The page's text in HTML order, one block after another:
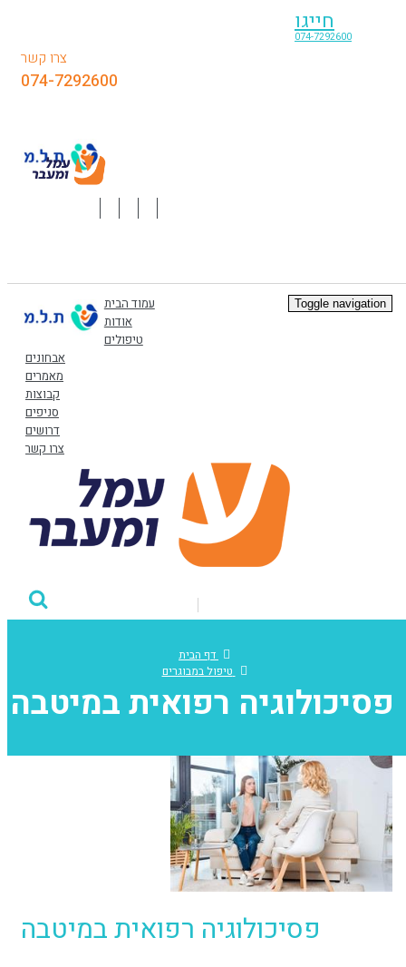
צרו קשר
074-7292600
Toggle navigation
חייגו
074-7292600
עמוד הבית
אודות
טיפולים
אבחונים
מאמרים
קבוצות
סניפים
דרושים
צרו קשר
דף הבית
טיפול במבוגרים
פסיכולוגיה רפואית במיטבה
פסיכולוגיה רפואית במיטבה